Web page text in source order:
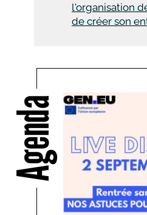
l'organisation
de créer son
Agenda